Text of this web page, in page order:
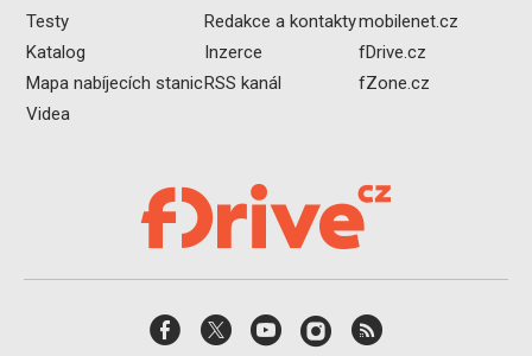
Testy
Katalog
Mapa nabíjecích stanic
Videa
Redakce a kontakty
Inzerce
RSS kanál
mobilenet.cz
fDrive.cz
fZone.cz